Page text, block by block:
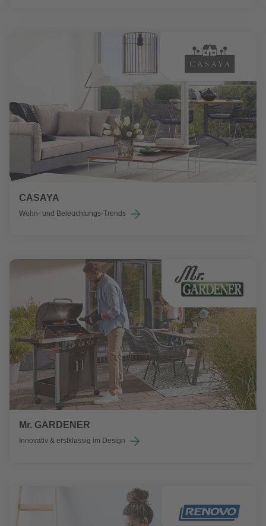
CASAYA
Wohn- und Beleuchtungs-Trends
Mr. GARDENER
Innovativ & erstklassig im Design